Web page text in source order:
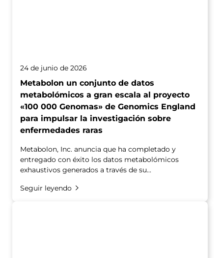
24 de junio de 2026
Metabolon un conjunto de datos
metabolómicos a gran escala al proyecto
«100 000 Genomas» de Genomics England
para impulsar la investigación sobre
enfermedades raras
Metabolon, Inc. anuncia que ha completado y
entregado con éxito los datos metabolómicos
exhaustivos generados a través de su...
Seguir leyendo